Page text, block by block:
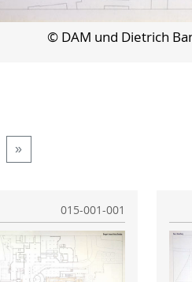
© DAM und Dietrich
»
015-001-001